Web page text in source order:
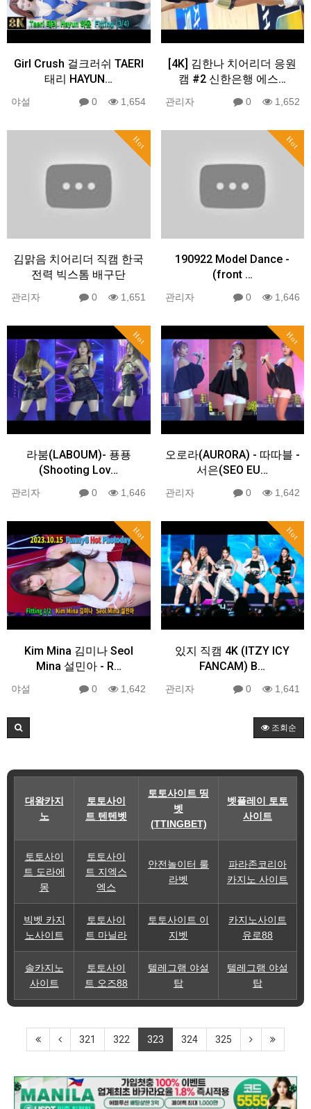
Girl Crush 걸크러쉬 TAERI
태리 HAYUN…
야설 0 1,654
[4K] 김한나 치어리더 응원
캠 #2 신한은행 에스…
관리자 0 1,652
Hot
김맑음 치어리더 직캠 한국
전력 빅스톰 배구단
관리자 0 1,651
Hot
190922 Model Dance -
(front …
관리자 0 1,646
Hot
라붐(LABOUM)- 푱푱
(Shooting Lov…
관리자 0 1,646
Hot
오로라(AURORA) - 따따블 -
서은(SEO EU…
관리자 0 1,642
Hot
Kim Mina 김미나 Seol
Mina 설민아 - R…
야설 0 1,642
Hot
있지 직캠 4K (ITZY ICY
FANCAM) B…
관리자 0 1,641
조회순
대왕카지
노
토토사이
트 텐텐벳
토토사이트 띵
벳
(TTINGBET)
벳플레이 토토
사이트
토토사이
트 도라에
몽
토토사이
트 지엑스
엑스
안전놀이터 룰
라벳
파라존코리아
카지노 사이트
빅벳 카지
노사이트
토토사이
트 마닐라
토토사이트 이
지벳
카지노사이트
유로88
솔카지노
사이트
토토사이
트 오즈88
텔레그램 야설
탑
텔레그램 야설
탑
321 322 323 324 325